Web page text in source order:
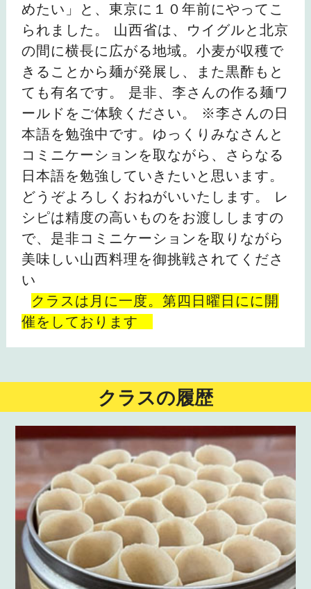
めたい」と、東京に１０年前にやってこ
られました。 山西省は、ウイグルと北京
の間に横長に広がる地域。小麦が収穫で
きることから麺が発展し、また黒酢もと
ても有名です。 是非、李さんの作る麺ワ
ールドをご体験ください。 ※李さんの日
本語を勉強中です。ゆっくりみなさんと
コミニケーションを取ながら、さらなる
日本語を勉強していきたいと思います。
どうぞよろしくおねがいいたします。 レ
シピは精度の高いものをお渡ししますの
で、是非コミニケーションを取りながら
美味しい山西料理を御挑戦されてくださ
い
クラスは月に一度。第四日曜日にに開
催をしております
クラスの履歴